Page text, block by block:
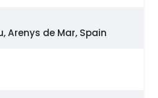
Arenys de Mar, Spain